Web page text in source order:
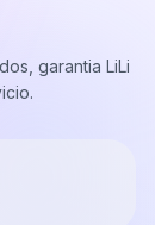
garantia LiLi